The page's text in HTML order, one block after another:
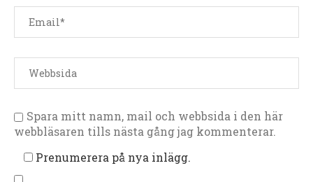
Spara mitt namn, mail och webbsida i den här
webbläsaren tills nästa gång jag kommenterar.
Prenumerera på nya inlägg.